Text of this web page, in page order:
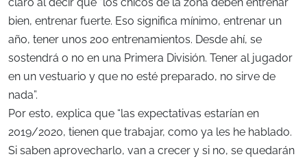
bien, entrenar fuerte. Eso significa mínimo, entrenar un
año, tener unos 200 entrenamientos. Desde ahí, se
sostendrá o no en una Primera División. Tener al jugador
en un vestuario y que no esté preparado, no sirve de
nada”.
Por esto, explica que “las expectativas estarían en
2019/2020, tienen que trabajar, como ya les he hablado.
Si saben aprovecharlo, van a crecer y si no, se quedarán